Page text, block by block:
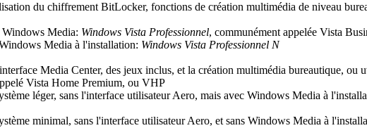
du chiffrement BitLocker, fonctions de création multimédia de niveau
Windows Media: Windows Vista Professionnel, communément appelée Vista
Media à l'installation: Windows Vista Professionnel N
Media Center, des jeux inclus, et la création multimédia bureautique, ou
Vista Home Premium, ou VHP
léger, sans l'interface utilisateur Aero, mais avec Windows Media à
minimal, sans l'interface utilisateur Aero, et sans Windows Media à